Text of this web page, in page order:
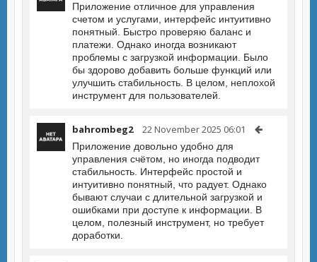
Приложение отличное для управления
счетом и услугами, интерфейс интуитивно
понятный. Быстро проверяю баланс и
платежи. Однако иногда возникают
проблемы с загрузкой информации. Было
бы здорово добавить больше функций или
улучшить стабильность. В целом, неплохой
инструмент для пользователей.
bahrombeg2 22 November 2025 06:01
Приложение довольно удобно для
управления счётом, но иногда подводит
стабильность. Интерфейс простой и
интуитивно понятный, что радует. Однако
бывают случаи с длительной загрузкой и
ошибками при доступе к информации. В
целом, полезный инструмент, но требует
доработки.